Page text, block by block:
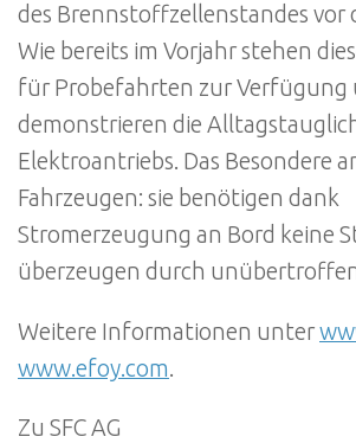
des Brennstoffzellenstandes vor
Wie bereits im Vorjahr stehen
für Probefahrten zur Verfügung
demonstrieren die
Elektroantriebs. Das Besondere
Fahrzeugen: sie benötigen dank
Stromerzeugung an Bord keine
überzeugen durch
Weitere Informationen unter
www.efoy.com.
Zu SFC AG